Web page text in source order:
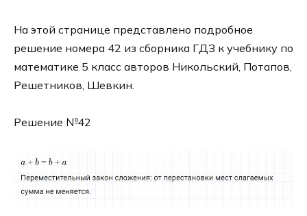
На этой странице представлено подробное
решение номера 42 из сборника ГДЗ к учебнику по
математике 5 класс авторов Никольский, Потапов,
Решетников, Шевкин.
Решение №42